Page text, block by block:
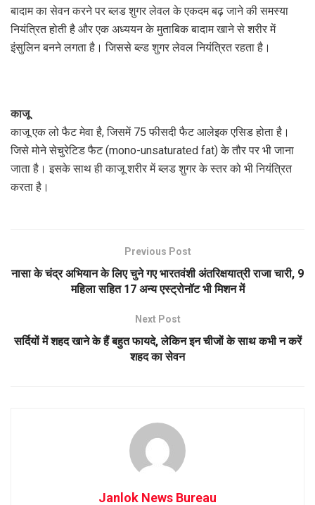
बादाम का सेवन करने पर ब्लड शुगर लेवल के एकदम बढ़ जाने की समस्या
नियंत्रित होती है और एक अध्ययन के मुताबिक बादाम खाने से शरीर में
इंसुलिन बनने लगता है। जिससे ब्ल्ड शुगर लेवल नियंत्रित रहता है।
काजू
काजू एक लो फैट मेवा है, जिसमें 75 फीसदी फैट आलेइक एसिड होता है।
जिसे मोने सेचुरेटिड फैट (mono-unsaturated fat) के तौर पर भी जाना
जाता है। इसके साथ ही काजू शरीर में ब्लड शुगर के स्तर को भी नियंत्रित
करता है।
Previous Post
नासा के चंद्र अभियान के लिए चुने गए भारतवंशी अंतरिक्षयात्री राजा चारी, 9
महिला सहित 17 अन्य एस्ट्रोनॉट भी मिशन में
Next Post
सर्दियों में शहद खाने के हैं बहुत फायदे, लेकिन इन चीजों के साथ कभी न करें
शहद का सेवन
Janlok News Bureau